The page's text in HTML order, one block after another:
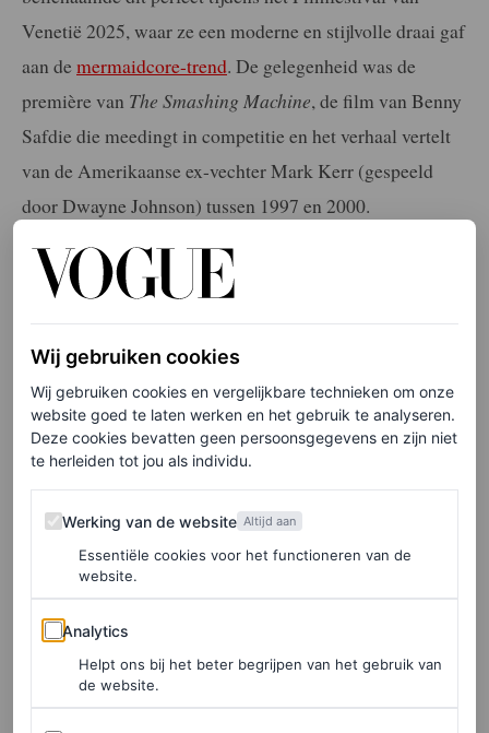
Venetië 2025, waar ze een moderne en stijlvolle draai gaf
aan de mermaidcore-trend. De gelegenheid was de
première van The Smashing Machine, de film van Benny
Safdie die meedingt in competitie en het verhaal vertelt
van de Amerikaanse ex-vechter Mark Kerr (gespeeld
door Dwayne Johnson) tussen 1997 en 2000.
LEES OOK
De beste looks op de rode loper van het
Filmfestival van Venetië 2025
Meer looks in Venetië
Eerder, tijdens de photocall van de film, verscheen Blunt
in een andere, op mermaidcore geïnspireerde look. De
actrice droeg namelijk een lichtblauwe, nauwsluitende
jurk van Schiaparelli met gouden schouderbandjes,
versierd metcharms
zeewier en schildpadden. Daarmee kreeg ze alle ogen op
Wij gebruiken cookies
Wij gebruiken cookies en vergelijkbare technieken om onze
website goed te laten werken en het gebruik te analyseren.
Deze cookies bevatten geen persoonsgegevens en zijn niet
te herleiden tot jou als individu.
Werking van de website
Werking van de website Altijd aan
Essentiële cookies voor het functioneren van de
website.
Analytics
Analytics
Helpt ons bij het beter begrijpen van het gebruik van
de website.